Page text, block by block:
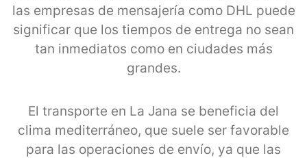
las empresas de mensajería como DHL puede
significar que los tiempos de entrega no sean
tan inmediatos como en ciudades más
grandes.
El transporte en La Jana se beneficia del
clima mediterráneo, que suele ser favorable
para las operaciones de envío, ya que las